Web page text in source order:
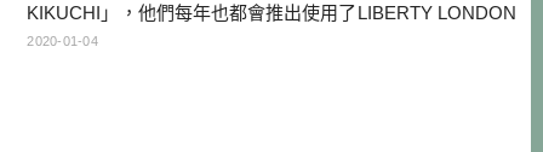
KIKUCHI」，他們每年也都會推出使用了LIBERTY LONDON
布料的花襯衫，我收藏的幾款都是真的非常喜歡才下手買
2020-01-04